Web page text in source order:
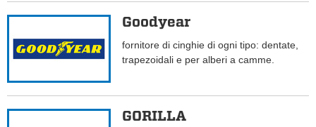
Goodyear
fornitore di cinghie di ogni tipo: dentate,
trapezoidali e per alberi a camme.
GORILLA